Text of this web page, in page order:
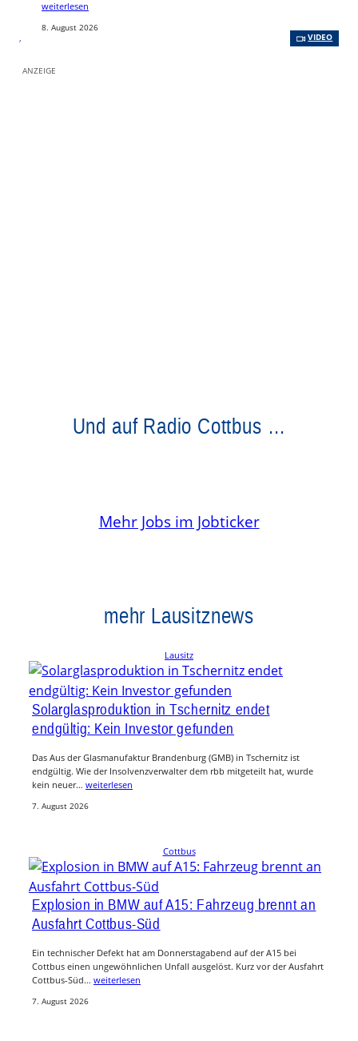
, VIDEO
weiterlesen
8. August 2026
Und auf Radio Cottbus …
Mehr Jobs im Jobticker
mehr Lausitznews
Lausitz
Solarglasproduktion in Tschernitz endet
endgültig: Kein Investor gefunden
Das Aus der Glasmanufaktur Brandenburg (GMB) in Tschernitz ist
endgültig. Wie der Insolvenzverwalter dem rbb mitgeteilt hat, wurde
kein neuer… weiterlesen
7. August 2026
Cottbus
Explosion in BMW auf A15: Fahrzeug brennt an
Ausfahrt Cottbus-Süd
Ein technischer Defekt hat am Donnerstagabend auf der A15 bei
Cottbus einen ungewöhnlichen Unfall ausgelöst. Kurz vor der Ausfahrt
Cottbus-Süd… weiterlesen
7. August 2026